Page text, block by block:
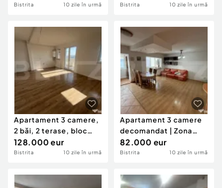
Bistrita 10 zile în urmă Bistrita 10 zile în urmă
Apartament 3 camere,
2 băi, 2 terase, bloc
nou , zona Casa
128.000 eur
Bistrita 10 zile în urmă
Apartament 3 camere
decomandat | Zona
Andrei Mureșanu (vis-
82.000 eur
Bistrita 10 zile în urmă